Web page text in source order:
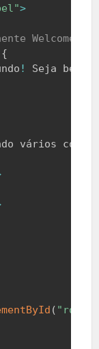
>
Welcome()
{
! Seja bem
vários
( "root"